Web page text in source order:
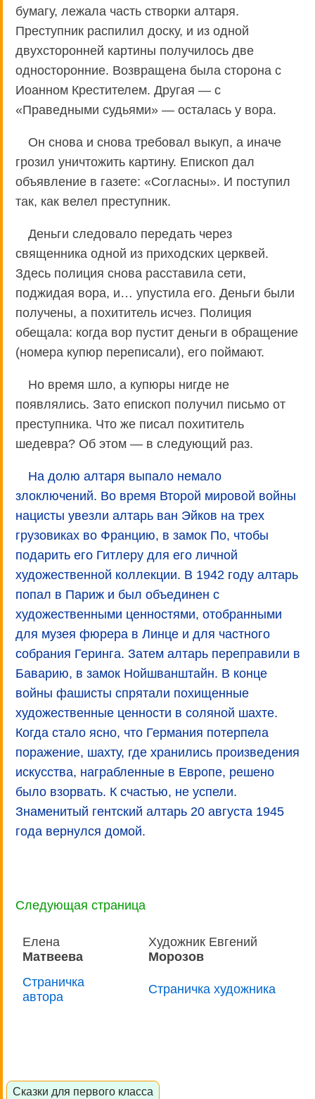
бумагу, лежала часть створки алтаря.
Преступник распилил доску, и из одной
двухсторонней картины получилось две
односторонние. Возвращена была сторона с
Иоанном Крестителем. Другая — с
«Праведными судьями» — осталась у вора.
Он снова и снова требовал выкуп, а иначе
грозил уничтожить картину. Епископ дал
объявление в газете: «Согласны». И поступил
так, как велел преступник.
Деньги следовало передать через
священника одной из приходских церквей.
Здесь полиция снова расставила сети,
поджидая вора, и… упустила его. Деньги были
получены, а похититель исчез. Полиция
обещала: когда вор пустит деньги в обращение
(номера купюр переписали), его поймают.
Но время шло, а купюры нигде не
появлялись. Зато епископ получил письмо от
преступника. Что же писал похититель
шедевра? Об этом — в следующий раз.
На долю алтаря выпало немало
злоключений. Во время Второй мировой войны
нацисты увезли алтарь ван Эйков на трех
грузовиках во Францию, в замок По, чтобы
подарить его Гитлеру для его личной
художественной коллекции. В 1942 году алтарь
попал в Париж и был объединен с
художественными ценностями, отобранными
для музея фюрера в Линце и для частного
собрания Геринга. Затем алтарь переправили в
Баварию, в замок Нойшванштайн. В конце
войны фашисты спрятали похищенные
художественные ценности в соляной шахте.
Когда стало ясно, что Германия потерпела
поражение, шахту, где хранились произведения
искусства, награбленные в Европе, решено
было взорвать. К счастью, не успели.
Знаменитый гентский алтарь 20 августа 1945
года вернулся домой.
Следующая страница
Елена
Матвеева
Художник Евгений
Морозов
Страничка
автора
Страничка художника
Сказки для первого класса